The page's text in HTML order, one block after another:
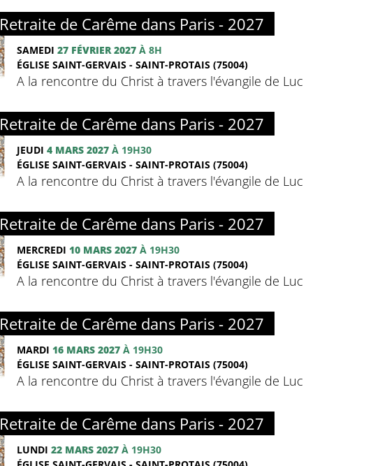
Retraite de Carême dans Paris - 2027
SAMEDI 27 FÉVRIER 2027 À 8H
ÉGLISE SAINT-GERVAIS - SAINT-PROTAIS (75004)
A la rencontre du Christ à travers l'évangile de Luc
Retraite de Carême dans Paris - 2027
JEUDI 4 MARS 2027 À 19H30
ÉGLISE SAINT-GERVAIS - SAINT-PROTAIS (75004)
A la rencontre du Christ à travers l'évangile de Luc
Retraite de Carême dans Paris - 2027
MERCREDI 10 MARS 2027 À 19H30
ÉGLISE SAINT-GERVAIS - SAINT-PROTAIS (75004)
A la rencontre du Christ à travers l'évangile de Luc
Retraite de Carême dans Paris - 2027
MARDI 16 MARS 2027 À 19H30
ÉGLISE SAINT-GERVAIS - SAINT-PROTAIS (75004)
A la rencontre du Christ à travers l'évangile de Luc
Retraite de Carême dans Paris - 2027
LUNDI 22 MARS 2027 À 19H30